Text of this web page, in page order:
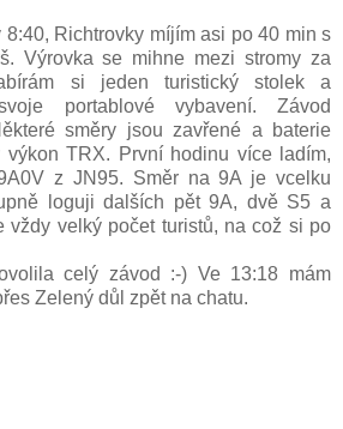
Richtrovky míjím asi po 40 min s
Výrovka se mihne mezi stromy za
si jeden turistický stolek a
portablové vybavení. Závod
směry jsou zavřené a baterie
TRX. První hodinu více ladím,
z JN95. Směr na 9A je vcelku
loguji dalších pět 9A, dvě S5 a
vždy velký počet turistů, na což si po
celý závod :-) Ve 13:18 mám
Zelený důl zpět na chatu.